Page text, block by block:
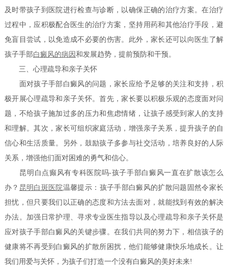
及时带孩子到医院进行检查与诊断，以确保正确的治疗方案。在治疗
过程中，应积极配合医生的治疗方案，坚持用药和其他治疗手段，避
免盲目尝试，以免造成不必要的伤害。此外，家长还可以向医生了解
孩子手部白癜风的病因和发展趋势，提前预防和干预。
三、心理疏导和亲子关怀
面对孩子手部白癜风的问题，家长应给予足够的关注和支持，积
极开展心理疏导和亲子关怀。首先，家长要以积极乐观的态度面对问
题，不给孩子施加过多的压力和焦虑情绪，让孩子感受到家人的支持
和理解。其次，家长可组织家庭活动，增强亲子关系，提升孩子的自
信心和生活质量。另外，鼓励孩子多参与社交活动，培养良好的人际
关系，增强他们面对困难的勇气和信心。
昆明白点癫风有专科医院吗-孩子手部白癜风一直在扩散该怎么
办？ 昆明白斑医院温馨提示：孩子手部白癜风的扩散问题固然令家长
担忧，但只要我们以正确的态度和方法去面对，就能找到有效的解决
办法。加强日常护理、寻求专业医生指导以及心理疏导和亲子关怀是
应对孩子手部白癜风的关键步骤。在我们共同的努力下，相信孩子的
健康将不再受到白癜风的扩散所困扰，他们能够健康快乐地成长。让
我们用爱与关怀，为孩子们打造一个没有白癜风的美好未来!